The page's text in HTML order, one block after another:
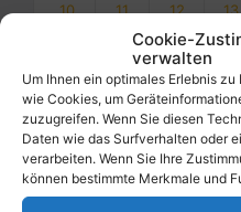
Cookie-
verwalten
Um Ihnen ein optimales Erlebnis
wie Cookies, um
zuzugreifen. Wenn Sie diesen
Daten wie das Surfverhalten oder
verarbeiten. Wenn Sie Ihre
können bestimmte Merkmale und
10 11 12 13
19
24 25 26 27
31 1 2 3
Back
to